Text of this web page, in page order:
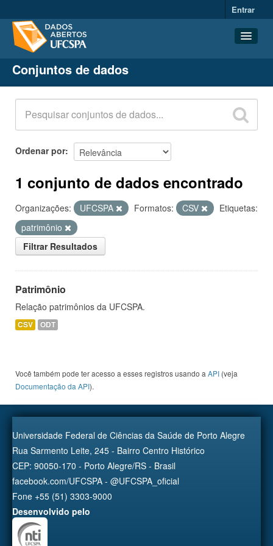
Entrar
Conjuntos de dados
Organizações
Grupos
Sobre
Conjuntos de dados
Ordenar por
1 conjunto de dados encontrado
Organizações: UFCSPA Formatos: CSV
Etiquetas:
patrimônio
Filtrar Resultados
Patrimônio
Relação patrimônios da UFCSPA.
CSV ODT
Você também pode ter acesso a esses registros usando a API (veja
Documentação da API).
Universidade Federal de Ciências da Saúde de Porto Alegre
Rua Sarmento Leite, 245 - Bairro Centro Histórico
CEP: 90050-170 - Porto Alegre/RS - Brasil
facebook.com/UFCSPA - @UFCSPA_oficial
Fone +55 (51) 3303-9000
Desenvolvido pelo